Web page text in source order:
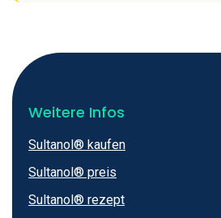
Weitere Infos
Sultanol® kaufen
Sultanol® preis
Sultanol® rezept